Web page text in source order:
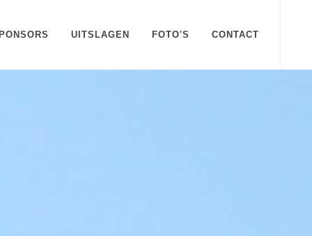
UITSLAGEN FOTO'S CONTACT